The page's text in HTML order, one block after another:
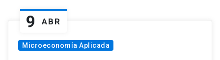
9 ABR
Microeconomía Aplicada